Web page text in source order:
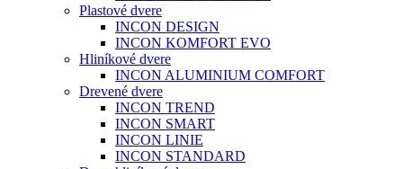
Plastové dvere
INCON DESIGN
INCON KOMFORT EVO
Hliníkové dvere
INCON ALUMINIUM COMFORT
Drevené dvere
INCON TREND
INCON SMART
INCON LINIE
INCON STANDARD